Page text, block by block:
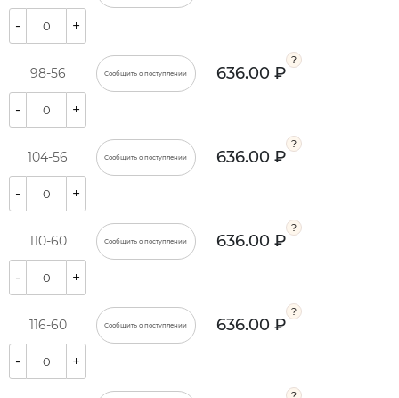
- +
98-56 Сообщить о поступлении 636.00 ₽
- +
104-56 Сообщить о поступлении 636.00 ₽
- +
110-60 Сообщить о поступлении 636.00 ₽
- +
116-60 Сообщить о поступлении 636.00 ₽
- +